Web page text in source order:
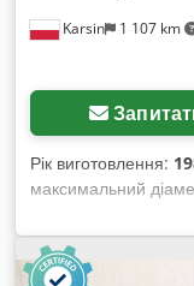
Karsin 1 107 km
Рік виготовлення:
максимальний
під трьома кутами
100 мм ширина
Ag Hsa